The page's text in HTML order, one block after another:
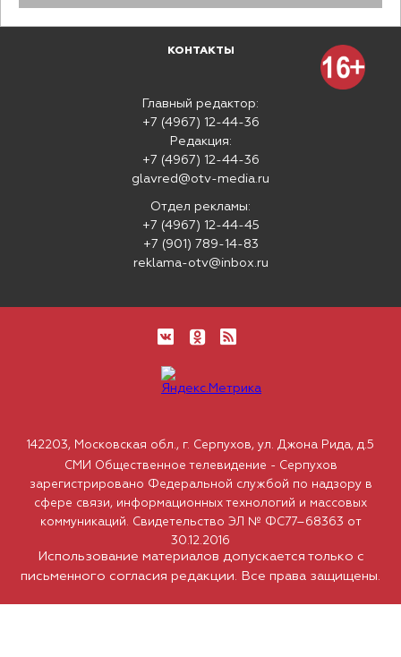
КОНТАКТЫ
Главный редактор:
+7 (4967) 12-44-36
Редакция:
+7 (4967) 12-44-36
glavred@otv-media.ru
Отдел рекламы:
+7 (4967) 12-44-45
+7 (901) 789-14-83
reklama-otv@inbox.ru
Использование материалов допускается только с
письменного согласия редакции. Все права защищены.
142203, Московская обл., г. Серпухов, ул. Джона Рида, д.5
СМИ Общественное телевидение - Серпухов
зарегистрировано Федеральной службой по надзору в
сфере связи, информационных технологий и массовых
коммуникаций. Свидетельство ЭЛ № ФС77–68363 от
30.12.2016